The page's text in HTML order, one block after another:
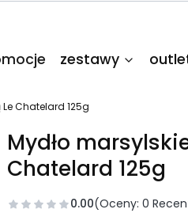
zestawy
Chatelard 125g
Mydło
Chatelard 125g
0.00(Oceny: 0